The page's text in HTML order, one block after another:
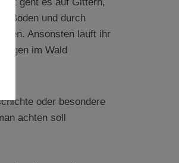
Böden und durch
Ansonsten lauft ihr
im Wald
oder besondere
achten soll